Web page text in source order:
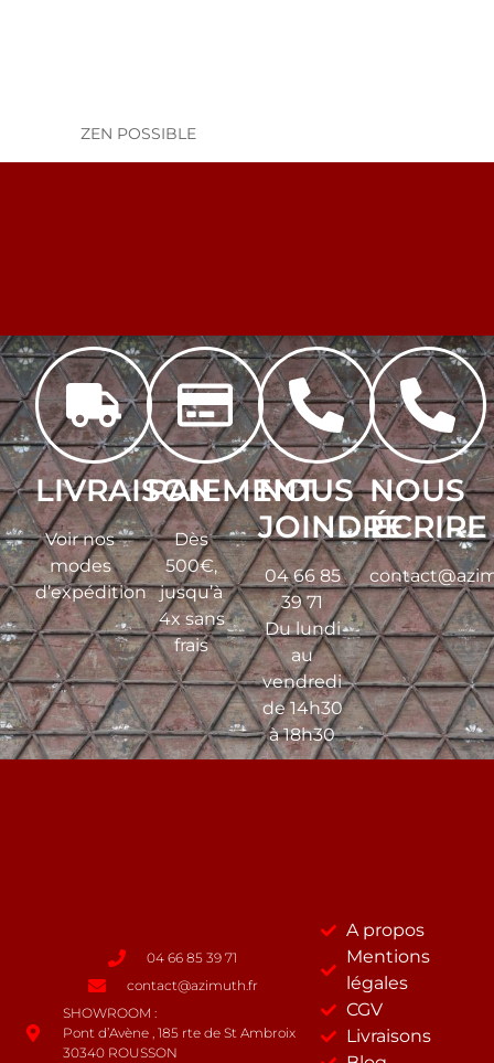
ZEN POSSIBLE
LIVRAISON
Voir nos
modes
d’expédition
PAIEMENT
Dès
500€,
jusqu’à
4x sans
frais
NOUS
JOINDRE
04 66 85
39 71
Du lundi
au
vendredi
de 14h30
à 18h30
NOUS
ÉCRIRE
04 66 85 39 71
contact@azimuth.fr
SHOWROOM :
Pont d’Avène , 185 rte de St Ambroix
30340 ROUSSON
A propos
Mentions
légales
CGV
Livraisons